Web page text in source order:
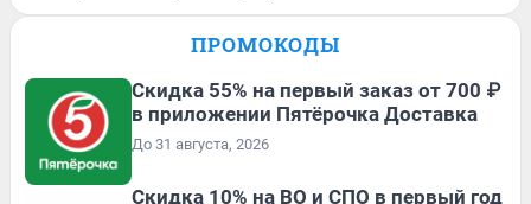
ПРОМОКОДЫ
Скидка 55% на первый заказ от 700 ₽
в приложении Пятёрочка Доставка
До 31 августа, 2026
Скидка 10% на ВО и СПО в первый год